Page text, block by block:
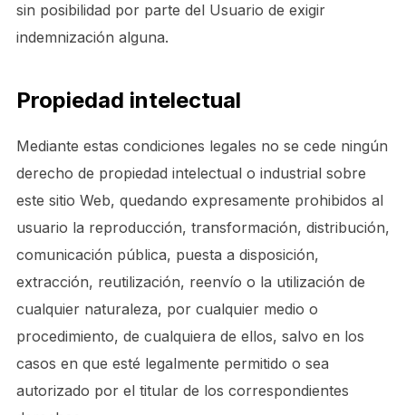
sin posibilidad por parte del Usuario de exigir
indemnización alguna.
Propiedad intelectual
Mediante estas condiciones legales no se cede ningún
derecho de propiedad intelectual o industrial sobre
este sitio Web, quedando expresamente prohibidos al
usuario la reproducción, transformación, distribución,
comunicación pública, puesta a disposición,
extracción, reutilización, reenvío o la utilización de
cualquier naturaleza, por cualquier medio o
procedimiento, de cualquiera de ellos, salvo en los
casos en que esté legalmente permitido o sea
autorizado por el titular de los correspondientes